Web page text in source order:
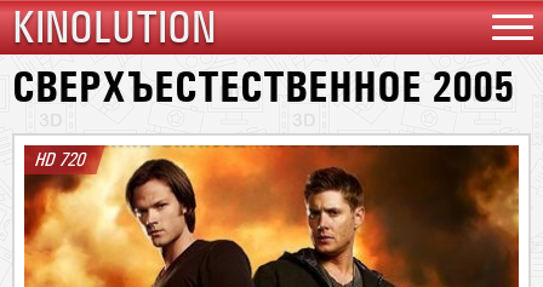
KINOLUTION
СВЕРХЪЕСТЕСТВЕННОЕ 2005
HD 720